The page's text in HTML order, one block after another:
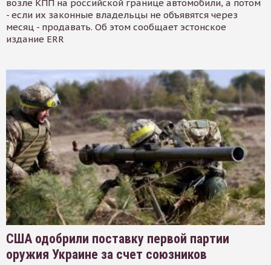
возле КПП на российской границе автомобили, а потом
- если их законные владельцы не объявятся через
месяц - продавать. Об этом сообщает эстонское
издание ERR
США одобрили поставку первой партии
оружия Украине за счет союзников